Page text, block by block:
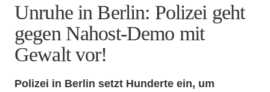
Unruhe in Berlin: Polizei geht
gegen Nahost-Demo mit
Gewalt vor!
Polizei in Berlin setzt Hunderte ein, um